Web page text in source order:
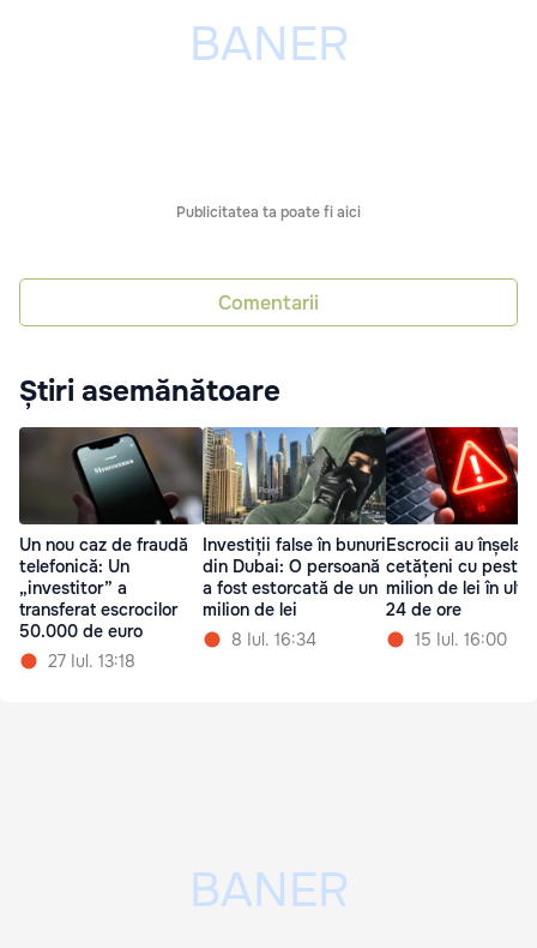
Publicitatea ta poate fi aici
Comentarii
Știri asemănătoare
Un nou caz de fraudă
telefonică: Un
„investitor” a
transferat escrocilor
50.000 de euro
27 Iul. 13:18
Investiții false în bunuri
din Dubai: O persoană
a fost estorcată de un
milion de lei
8 Iul. 16:34
Escrocii au înșelat
cetățeni cu peste
milion de lei în
24 de ore
15 Iul. 16:00